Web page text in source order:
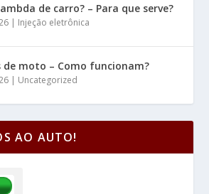
de carro? – Para que serve?
| Injeção eletrônica
de moto – Como funcionam?
| Uncategorized
AO AUTO!